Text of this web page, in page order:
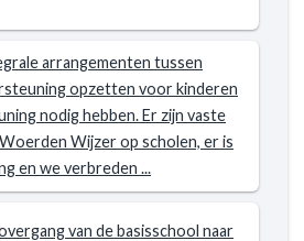
arrangementen tussen
opzetten voor kinderen
nodig hebben. Er zijn vaste
Wijzer op scholen, er is
en we verbreden ...
van de basisschool naar